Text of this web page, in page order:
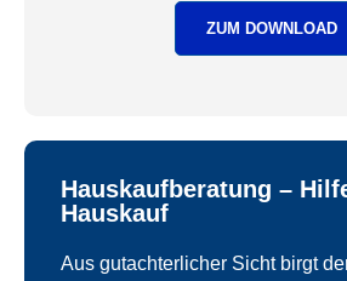
ZUM DOWNLOAD
Hauskaufberatung –
Hauskauf
Aus gutachterlicher Sicht birgt